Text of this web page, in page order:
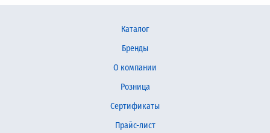
Каталог
Бренды
О компании
Розница
Сертификаты
Прайс-лист